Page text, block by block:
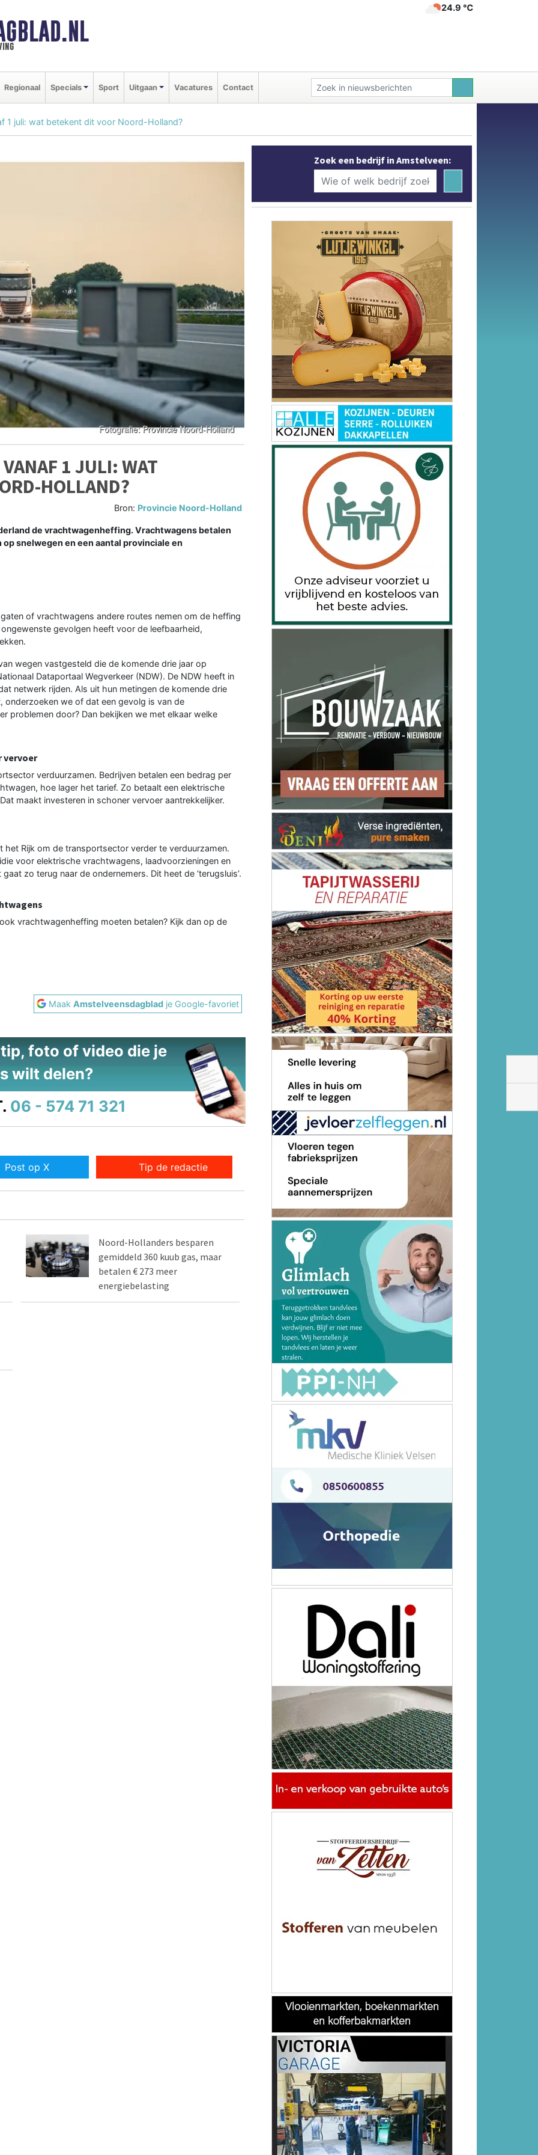
24.9 ℃
Regionaal Specials Sport Uitgaan Vacatures Contact
1 juli: wat betekent dit voor Noord-Holland?
1 JULI: WAT
HOLLAND?
Bron: Provincie Noord-Holland
de vrachtwagenheffing. Vrachtwagens betalen
snelwegen en een aantal provinciale en
of vrachtwagens andere routes nemen om de heffing
gevolgen heeft voor de leefbaarheid,
wegen vastgesteld die de komende drie jaar op
Dataportaal Wegverkeer (NDW). De NDW heeft in
netwerk rijden. Als uit hun metingen de komende drie
onderzoeken we of dat een gevolg is van de
problemen door? Dan bekijken we met elkaar welke
vervoer
verduurzamen. Bedrijven betalen een bedrag per
hoe lager het tarief. Zo betaalt een elektrische
maakt investeren in schoner vervoer aantrekkelijker.
Rijk om de transportsector verder te verduurzamen.
voor elektrische vrachtwagens, laadvoorzieningen en
zo terug naar de ondernemers. Dit heet de ‘terugsluis’.
vrachtwagenheffing moeten betalen? Kijk dan op de
MaakAmstelveensdagblad je Google-favoriet
foto of video die je
wilt delen?
06 - 574 71 321
Post op X Tip de redactie
Noord-Hollanders besparen
gemiddeld 360 kuub gas, maar
betalen € 273 meer
energiebelasting
Zoek een bedrijf in Amstelveen: